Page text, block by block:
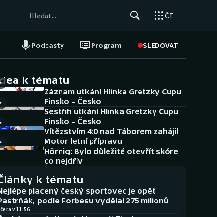
ČT
Podcasty Program SLEDOVAT
NEPŘEHLÉDNĚTE
Historické návraty
Aplikace ČT sport
AZ kvíz
k tématu
Záznam utkání Hlinka Gretzky Cupu
Finsko – Česko
Sestřih utkání Hlinka Gretzky Cupu
Finsko – Česko
Vítězstvím 4:0 nad Táborem zahájil
Motor letní přípravu
Hörnig: Bylo důležité otevřít skóre
co nejdřív
k tématu
placený český sportovec je opět
podle Forbesu vydělal 275 milionů
v 11:56